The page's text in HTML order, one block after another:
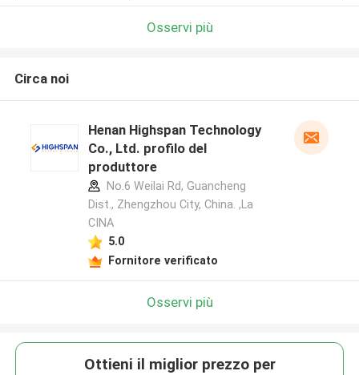
Osservi più
Circa noi
Henan Highspan Technology
Co., Ltd. profilo del
produttore
No.6 Weilai Rd, Guancheng
Dist., Zhengzhou City, China. ,La
CINA
5.0
Fornitore verificato
Osservi più
Ottieni il miglior prezzo per